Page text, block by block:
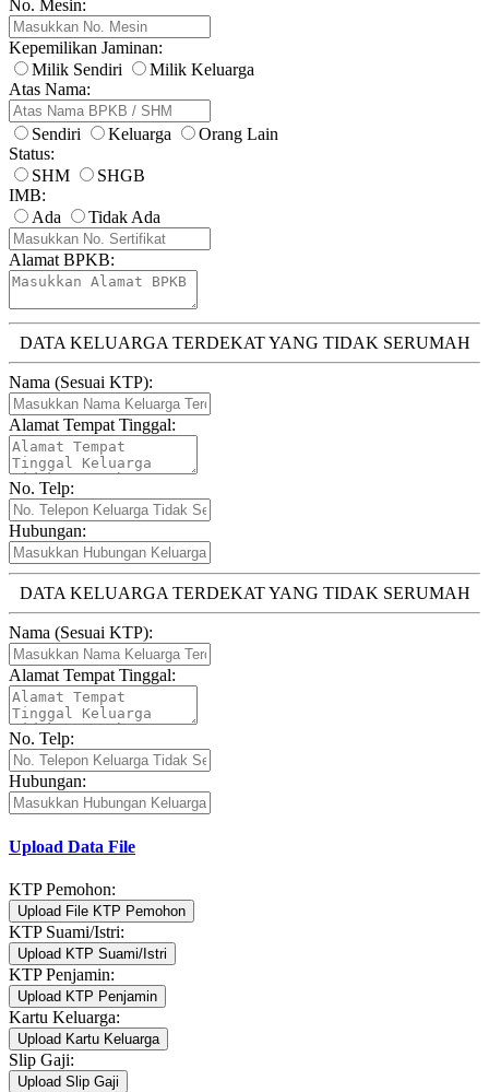
No. Mesin:
Kepemilikan Jaminan:
Milik Sendiri
Milik Keluarga
Atas Nama:
Sendiri Keluarga
Orang Lain
Status:
SHM
SHGB
IMB:
Ada
Tidak Ada
Alamat BPKB:
DATA KELUARGA TERDEKAT YANG TIDAK SERUMAH
Nama (Sesuai KTP):
Alamat Tempat Tinggal:
No. Telp:
Hubungan:
DATA KELUARGA TERDEKAT YANG TIDAK SERUMAH
Nama (Sesuai KTP):
Alamat Tempat Tinggal:
No. Telp:
Hubungan:
Upload Data File
KTP Pemohon:
Upload File KTP Pemohon
KTP Suami/Istri:
Upload KTP Suami/Istri
KTP Penjamin:
Upload KTP Penjamin
Kartu Keluarga:
Upload Kartu Keluarga
Slip Gaji:
Upload Slip Gaji